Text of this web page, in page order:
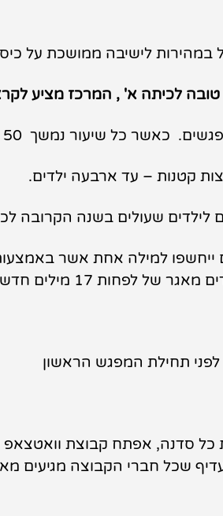
במהירות לישיבה ממושכת על
טובה לכיתה א' , המרכז מציע
קטנות – עד ארבעה ילדים.
לילדים שעולים בשנה הקרובה
כל אותיות א"ב. בנוסף, הסדנה תתמקד גם במיומנויות בסיסיות בחשבון.
לפני תחילת המפגש הראשון
כל סדנה, אפתח קבוצת וואטצאפ
שכל חברי הקבוצה מגיעים